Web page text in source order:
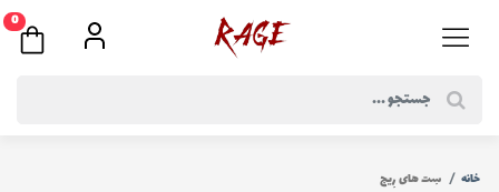
0
خانه سِت های رِیج